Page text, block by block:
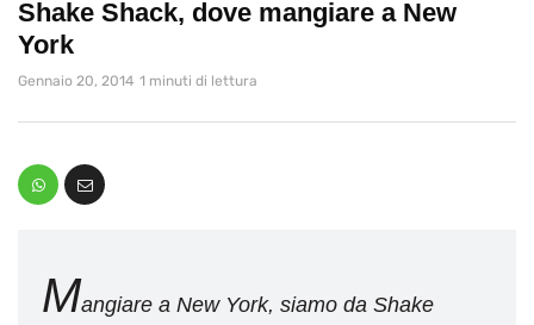
Shake Shack, dove mangiare a New
York
Gennaio 20, 2014 1 minuti di lettura
Mangiare a New York, siamo da Shake